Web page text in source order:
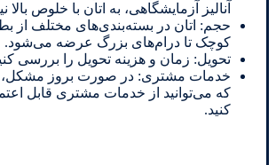
آنالیز آزمایشگاهی، به اتان با خلوص بالا
حجم: اتان در بسته‌بندی‌های مختلف از
کوچک تا درام‌های بزرگ عرضه می‌شود.
تحویل: زمان و هزینه تحویل را بررسی
خدمات مشتری: در صورت بروز
که می‌توانید از خدمات مشتری قابل
کنید.